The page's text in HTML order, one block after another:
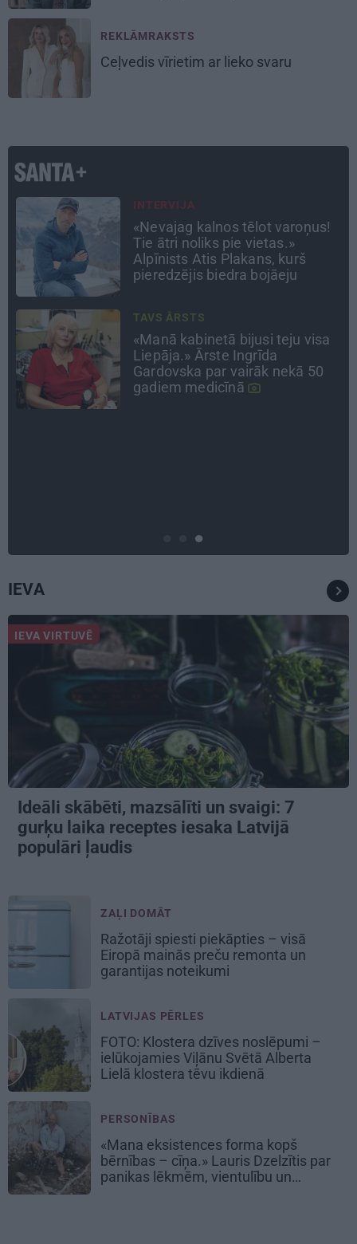
REKLĀMRAKSTS
Ceļvedis vīrietim ar lieko svaru
PSIHOLOĢIJA
Mūsdienu epidēmija –
pieskārienu bads. Kāpēc
platonisks glāsts reizēm ir
svarīgāks par seksuālu tuvību
ATTIECĪBAS
Ko darīt, ja esi kopā ar
pieauguša vīrieša ķermenī
noslēpušos puišeli?
IEVA
IEVA VIRTUVĒ
Ideāli skābēti, mazsālīti un svaigi: 7
gurķu laika receptes iesaka Latvijā
populāri ļaudis
ZAĻI DOMĀT
Ražotāji spiesti piekāpties – visā
Eiropā mainās preču remonta un
garantijas noteikumi
LATVIJAS PĒRLES
FOTO: Klostera dzīves noslēpumi –
ielūkojamies Viļānu Svētā Alberta
Lielā klostera tēvu ikdienā
PERSONĪBAS
«Mana eksistences forma kopš
bērnības – cīņa.» Lauris Dzelzītis par
panikas lēkmēm, vientulību un